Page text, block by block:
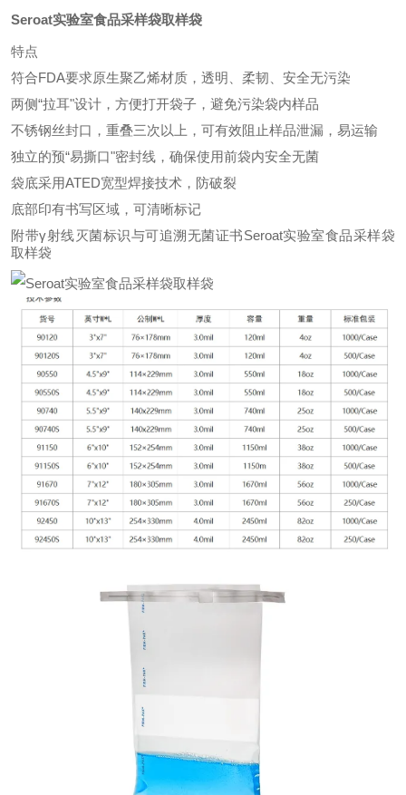
Seroat实验室食品采样袋取样袋
特点
符合FDA要求原生聚乙烯材质，透明、柔韧、安全无污染
两侧“拉耳"设计，方便打开袋子，避免污染袋内样品
不锈钢丝封口，重叠三次以上，可有效阻止样品泄漏，易运输
独立的预“易撕口"密封线，确保使用前袋内安全无菌
袋底采用ATED宽型焊接技术，防破裂
底部印有书写区域，可清晰标记
附带γ射线灭菌标识与可追溯无菌证书Seroat实验室食品采样袋
取样袋